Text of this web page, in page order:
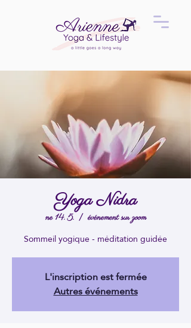
Yoga Nidra
ne 14. 5.
  |
événement sur zoom
Sommeil yogique - méditation guidée
L'inscription est fermée
Autres événements